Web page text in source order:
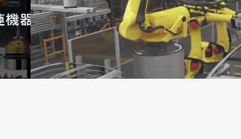
／ヤマハ発動機
ヤマハ発動機
目指す／ヤマハ発動機